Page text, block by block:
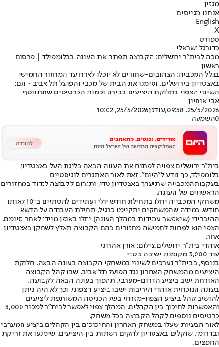
מגזין
אנחנו מגייסים
English
X
ספורט
כדורגל ישראלי
מכה לבית"ר ירושלים: הקבוצה תפתח את העונה בבלומפילד | פרסום
ראשון
בגלל המכביה: הצהובים-שחורים לא יוכלו לארח עד המחזור החמישי
באצטדיון בירושלים, וסימנו את הבית של מכבי והפועל תל אביב • וגם:
השינוי הצפוי בחלוקת היציעים בבירה וכמות הכרטיסים שתתווסף
אבי אוחיון
25/5/2026, 09:58
,עודכן25/5/2026, 10:02
0השמעה
בית"ר ירושלים צפויה לפתוח את העונה הבאה בליגת העל באצטדיון
בלומפילד, כך נודע ל"היום". זאת לאור האתגרים לוגיסטיים
בעקבותהמכבייה שתיערך באצטדיון טדי, ותגרום לקבוצה לנדוד במחזורים
הראשונים של העונה.
משחקי המכבייה יחלו בתחילת חודש יולי ועתידים להסתיים ב־10 לאותו
חודש. במידה שהמשחקים יתקיימו כרגיל, תחילת העבודה על הדשא
ההיברידי (שיאפשר עמידות במהלך העונה) יחלו באופן מיידי לאחר סיומם.
הצפי הוא לפחות לחמישה מחזורים בהם הקבוצה תאלץ לשחקן באצטדיון
אחר.
אוהדי בית"ר ירושלים,צילום: אורן אהרוני
עוד 3,000 מקומות ישיבה בטדי
בנוסף, בבית״ר נערכים לשינוי במשחקי הקבוצה בעונה הבאה. חלוקת
היציעים מהמשחק האחרון נגד הפועל תל אביב, שבו קהל הקבוצה
האורחת ישב ביציע הדרום-מערבי, תהפוך בעונה הבאה לקבועה.
בעונה הנוכחית אוהדי היריבות ישבו ביציע הצפוני, וכך לא היה ניתן
להושיב קהל ביציע הצפון-מזרחי בשל הכניסה המשותפת ליציעים
והאפשרות לחיכוך בין הקהלים. המהלך צפוי לאפשר לבית״ר למכור 3,000
כרטיסים נוספים לקהל הקבוצה בכל משחק.
לאור הבעיות שעלו במשחק האחרון והחיכוכים בין הקהלים ביציע המערבי
ובדרומי, שוקלים באצטדיון להקים רשתות בין היציעים, שימנעו את זריקת
החפצים.